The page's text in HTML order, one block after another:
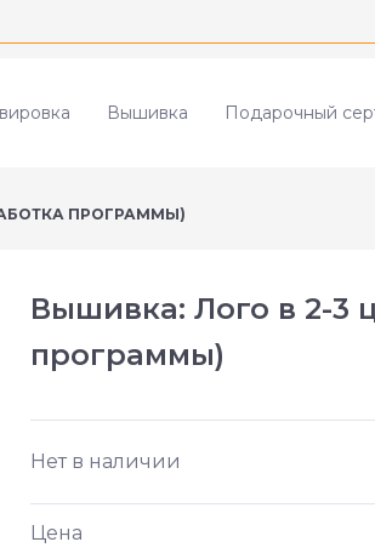
Вышивка Подарочный
ПРОГРАММЫ)
Вышивка: Лого в 2-3
программы)
Нет в наличии
Цена